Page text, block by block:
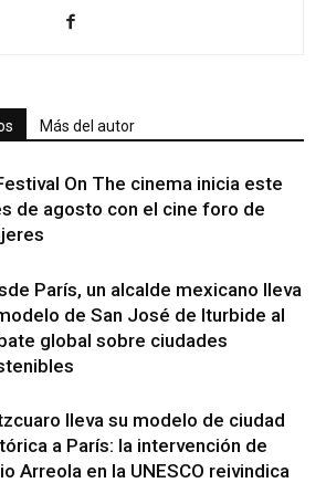
Más del autor
On The cinema inicia este
de agosto con el cine foro de
París, un alcalde mexicano lleva
de San José de Iturbide al
global sobre ciudades
lleva su modelo de ciudad
a París: la intervención de
Arreola en la UNESCO reivindica